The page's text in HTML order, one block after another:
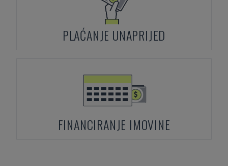
PLAĆANJE UNAPRIJED
FINANCIRANJE IMOVINE